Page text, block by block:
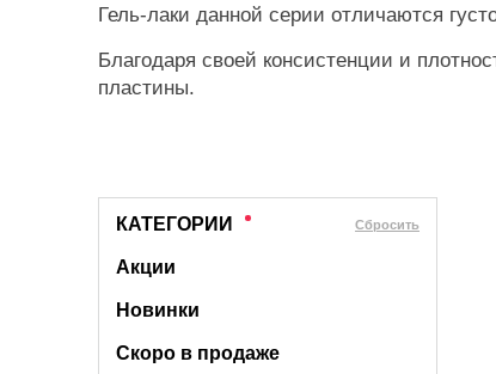
Гель-лаки данной серии отличаются
Благодаря своей консистенции и
пластины.
КАТЕГОРИИ Cбросить
Акции
Новинки
Скоро в продаже